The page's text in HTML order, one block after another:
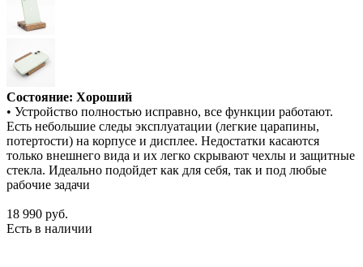
Состояние: Хороший
• Устройство полностью исправно, все функции работают.
Есть небольшие следы эксплуатации (легкие царапины,
потертости) на корпусе и дисплее. Недостатки касаются
только внешнего вида и их легко скрывают чехлы и защитные
стекла. Идеально подойдет как для себя, так и под любые
рабочие задачи
18 990 руб.
Есть в наличии